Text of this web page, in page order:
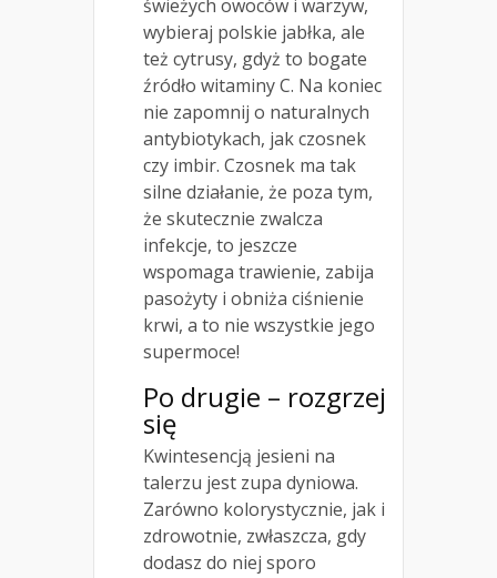
świeżych owoców i warzyw,
wybieraj polskie jabłka, ale
też cytrusy, gdyż to bogate
źródło witaminy C. Na koniec
nie zapomnij o naturalnych
antybiotykach, jak czosnek
czy imbir. Czosnek ma tak
silne działanie, że poza tym,
że skutecznie zwalcza
infekcje, to jeszcze
wspomaga trawienie, zabija
pasożyty i obniża ciśnienie
krwi, a to nie wszystkie jego
supermoce!
Po drugie – rozgrzej
się
Kwintesencją jesieni na
talerzu jest zupa dyniowa.
Zarówno kolorystycznie, jak i
zdrowotnie, zwłaszcza, gdy
dodasz do niej sporo